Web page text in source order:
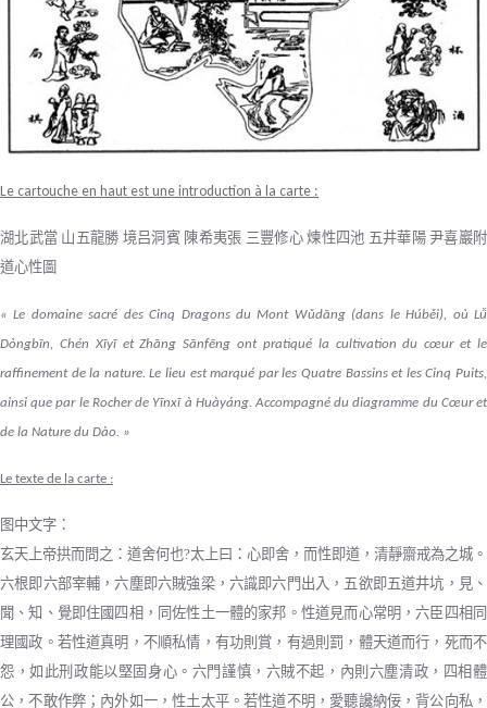
Le cartouche en haut est une introduction à la carte :
湖北武當 山五龍勝 境吕洞賓 陳希夷張 三豐修心 煉性四池 五井華陽 尹喜巖附
道心性圖
« Le domaine sacré des Cinq Dragons du Mont Wǔdāng (dans le Húběi), où Lǚ
Dòngbīn, Chén Xīyī et Zhāng Sānfēng ont pratiqué la cultivation du cœur et le
raffinement de la nature. Le lieu est marqué par les Quatre Bassins et les Cinq Puits,
ainsi que par le Rocher de Yīnxī à Huàyáng. Accompagné du diagramme du Cœur et
de la Nature du Dào. »
Le texte de la carte :
图中文字：
玄天上帝拱而問之：道舍何也?太上曰：心即舍，而性即道，清靜齋戒為之城。
六根即六部宰輔，六塵即六賊強梁，六識即六門出入，五欲即五道井坑，見、
聞、知、覺即住國四相，同佐性土一體的家邦。性道見而心常明，六臣四相同
理國政。若性道真明，不順私情，有功則賞，有過則罰，體天道而行，死而不
怨，如此刑政能以堅固身心。六門謹慎，六賊不起，內則六塵清政，四相體
公，不敢作弊；內外如一，性土太平。若性道不明，愛聽讒納佞，背公向私，